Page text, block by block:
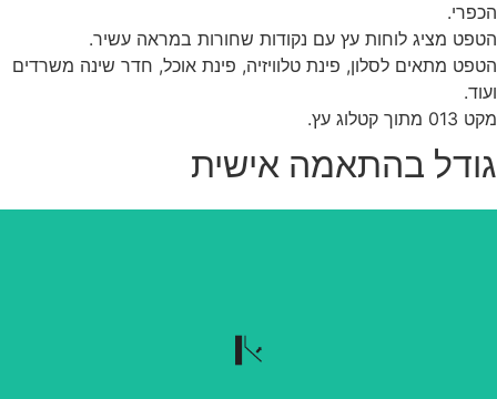
מציג לוחות עץ עם נקודות שחורות במראה עשיר.
מתאים לסלון, פינת טלוויזיה, פינת אוכל, חדר שינה משרדים
קטלוג עץ.
בהתאמה אישית
נשלף בקלות